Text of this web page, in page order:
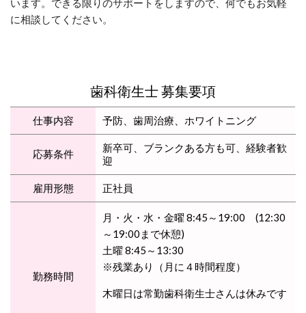
います。できる限りのサポートをしますので、何でもお気軽
に相談してください。
歯科衛生士 募集要項
仕事内容 予防、歯周治療、ホワイトニング
応募条件
新卒可、ブランクある方も可、経験者歓
迎
雇用形態 正社員
勤務時間
月・火・水・金曜 8:45～19:00 (12:30
～19:00まで休憩)
土曜 8:45～13:30
※残業あり（月に４時間程度）
木曜日は常勤歯科衛生士さんは休みです